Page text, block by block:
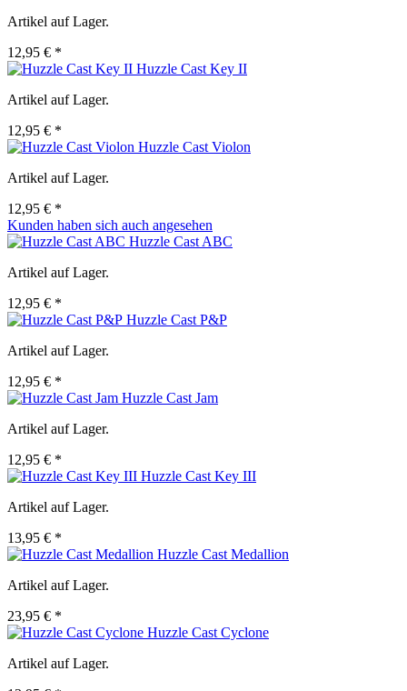
Artikel auf Lager.
12,95 € *
Huzzle Cast Key II
Artikel auf Lager.
12,95 € *
Huzzle Cast Violon
Artikel auf Lager.
12,95 € *
Kunden haben sich auch angesehen
Huzzle Cast ABC
Artikel auf Lager.
12,95 € *
Huzzle Cast P&P
Artikel auf Lager.
12,95 € *
Huzzle Cast Jam
Artikel auf Lager.
12,95 € *
Huzzle Cast Key III
Artikel auf Lager.
13,95 € *
Huzzle Cast Medallion
Artikel auf Lager.
23,95 € *
Huzzle Cast Cyclone
Artikel auf Lager.